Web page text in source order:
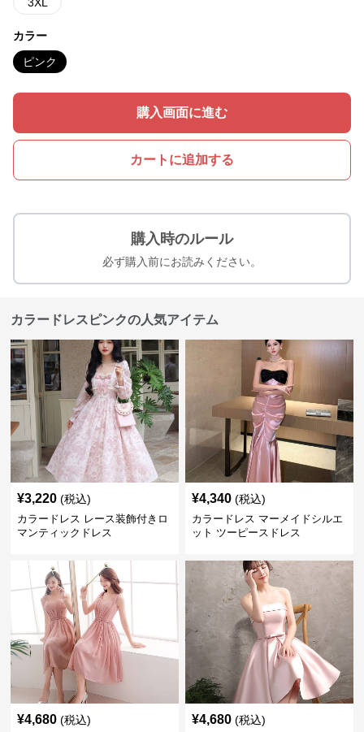
カラー
ピンク
購入画面に進む
カートに追加する
購入時のルール
必ず購入前にお読みください。
カラードレスピンクの人気アイテム
¥3,220 (税込)
カラードレス レース装飾付きロ
マンティックドレス
¥4,340 (税込)
カラードレス マーメイドシルエ
ット ツーピースドレス
¥4,680 (税込) ¥4,680 (税込)